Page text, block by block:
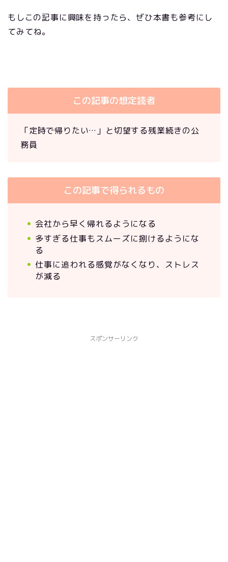
もしこの記事に興味を持ったら、ぜひ本書も参考にし
てみてね。
この記事の想定読者
「定時で帰りたい…」と切望する残業続きの公
務員
この記事で得られるもの
会社から早く帰れるようになる
多すぎる仕事もスムーズに捌けるようにな
る
仕事に追われる感覚がなくなり、ストレス
が減る
スポンサーリンク